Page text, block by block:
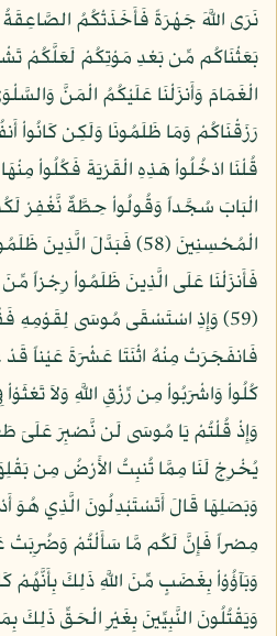
الْغَمَامَ وَأَنزَلْنَا عَلَيْكُمُ الْمَنَّ
قُلْنَا ادْخُلُواْ هَذِهِ الْقَرْيَةَ فَكُلُواْ
الْبَابَ سُجَّداً وَقُولُواْ حِطَّةٌ نَّغْفِرْ
الْمُحْسِنِينَ (58) فَبَدَّلَ
فَأَنزَلْنَا عَلَى الَّذِينَ ظَلَمُواْ رِجْزاً
(59) وَإِذِ اسْتَسْقَى مُوسَى
فَانفَجَرَتْ مِنْهُ اثْنَتَا عَشْرَةَ عَيْناً
وَإِذْ قُلْتُمْ يَا مُوسَى لَن نَّصْبِرَ عَلَىَ
يُخْرِجْ لَنَا مِمَّا تُنبِتُ الأَرْضُ مِن
وَبَصَلِهَا قَالَ أَتَسْتَبْدِلُونَ الَّذِي هُوَ
مِصْراً فَإِنَّ لَكُم مَّا سَأَلْتُمْ وَضُرِبَتْ
وَبَآؤُوْاْ بِغَضَبٍ مِّنَ اللَّهِ ذَلِكَ بِأَنَّهُمْ
وَيَقْتُلُونَ النَّبِيِّينَ بِغَيْرِ الْحَقِّ ذَلِكَ